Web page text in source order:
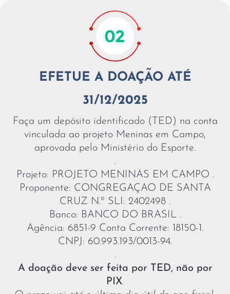
EFETUE A DOAÇÃO ATÉ
31/12/2025
Faça um depósito identificado (TED) na conta
vinculada ao projeto Meninas em Campo,
aprovada pelo Ministério do Esporte.
.
Projeto: PROJETO MENINAS EM CAMPO .
Proponente: CONGREGAÇAO DE SANTA
CRUZ N.º SLI: 2402498 .
Banco: BANCO DO BRASIL .
Agência: 6851-9 Conta Corrente: 18150-1.
CNPJ: 60.993.193/0013-94.
.
A doação deve ser feita por TED, não por
PIX.